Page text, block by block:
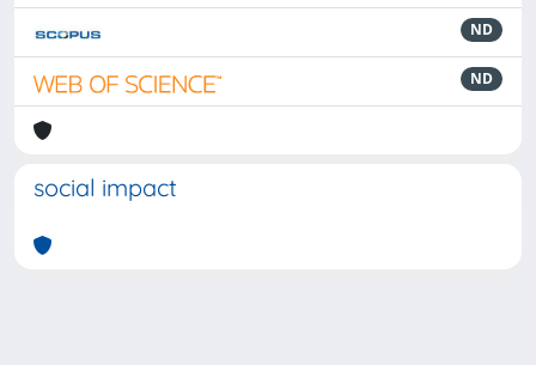
ND
ND
social impact